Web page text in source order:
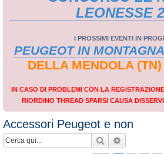
LEONESSE
I PROSSIMI EVENTI IN
PEUGEOT IN MONTAGNA
DELLA MENDOLA (TN)
IN CASO DI PROBLEMI CON LA
RIORDINO THREAD SPARSI CAUSA
Accessori Peugeot e non
Cerca